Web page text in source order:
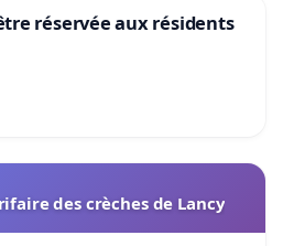
réservée aux résidents
des crèches de Lancy